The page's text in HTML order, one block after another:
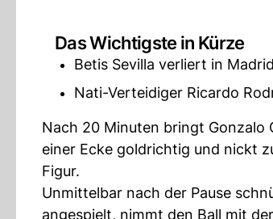
Das Wichtigste in Kürze
Betis Sevilla verliert in
Nati-Verteidiger Ricardo
Nach 20 Minuten bringt Gonzalo
einer Ecke goldrichtig und nickt
Figur.
Unmittelbar nach der Pause
angespielt, nimmt den Ball mit